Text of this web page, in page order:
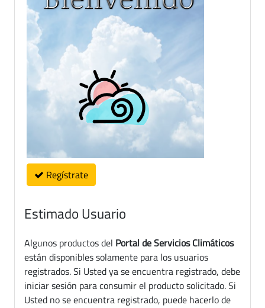
Regístrate
Estimado Usuario
Algunos productos del Portal de Servicios Climáticos
están disponibles solamente para los usuarios
registrados. Si Usted ya se encuentra registrado, debe
iniciar sesión para consumir el producto solicitado. Si
Usted no se encuentra registrado, puede hacerlo de